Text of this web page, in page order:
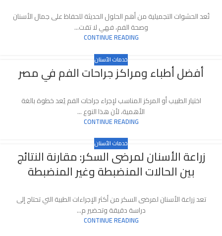
تُعد الحشوات التجميلية من أهم الحلول الحديثة للحفاظ على جمال الأسنان
وصحة الفم، فهي لا تقت...
CONTINUE READING
خدمات الأسنان
أفضل أطباء ومراكز جراحات الفم في مصر
اختيار الطبيب أو المركز المناسب لإجراء جراحات الفم يُعد خطوة بالغة
الأهمية، لأن هذا النوع ...
CONTINUE READING
خدمات الأسنان
زراعة الأسنان لمرضى السكر: مقارنة النتائج
بين الحالات المنضبطة وغير المنضبطة
تعد زراعة الأسنان لمرضى السكر من أكثر الإجراءات الطبية التي تحتاج إلى
دراسة دقيقة وتحضير م...
CONTINUE READING